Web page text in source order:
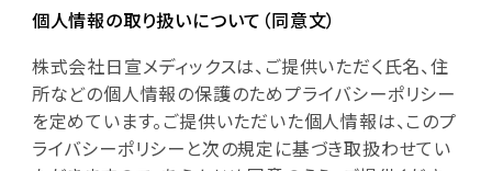
個人情報の取り扱いについて（同意文）
株式会社日宣メディックスは、ご提供いただく氏名、住
所などの個人情報の保護のためプライバシーポリシー
を定めています。ご提供いただいた個人情報は、このプ
ライバシーポリシーと次の規定に基づき取扱わせてい